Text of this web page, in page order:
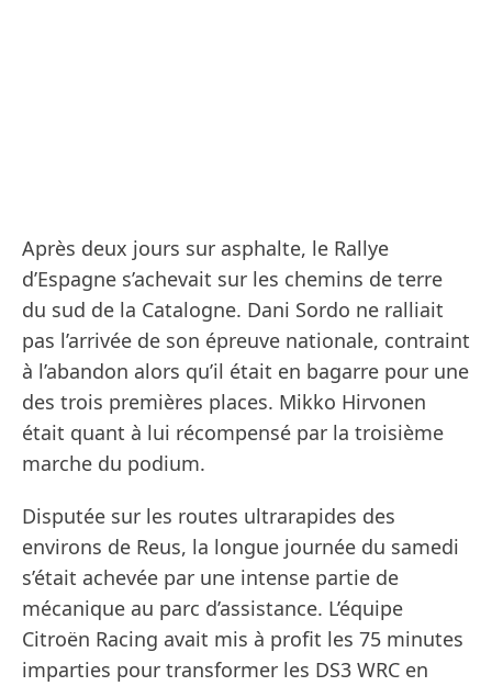
Après deux jours sur asphalte, le Rallye
d’Espagne s’achevait sur les chemins de terre
du sud de la Catalogne. Dani Sordo ne ralliait
pas l’arrivée de son épreuve nationale, contraint
à l’abandon alors qu’il était en bagarre pour une
des trois premières places. Mikko Hirvonen
était quant à lui récompensé par la troisième
marche du podium.
Disputée sur les routes ultrarapides des
environs de Reus, la longue journée du samedi
s’était achevée par une intense partie de
mécanique au parc d’assistance. L’équipe
Citroën Racing avait mis à profit les 75 minutes
imparties pour transformer les DS3 WRC en